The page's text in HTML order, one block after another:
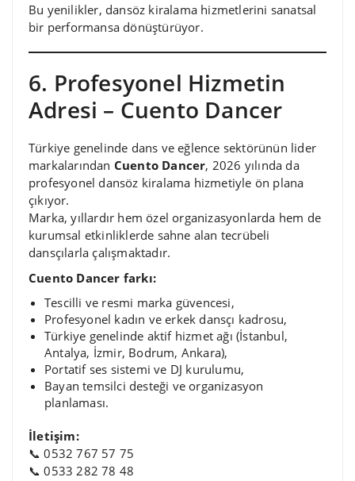
Bu yenilikler, dansöz kiralama hizmetlerini sanatsal
bir performansa dönüştürüyor.
6. Profesyonel Hizmetin
Adresi – Cuento Dancer
Türkiye genelinde dans ve eğlence sektörünün lider
markalarından Cuento Dancer, 2026 yılında da
profesyonel dansöz kiralama hizmetiyle ön plana
çıkıyor.
Marka, yıllardır hem özel organizasyonlarda hem de
kurumsal etkinliklerde sahne alan tecrübeli
dansçılarla çalışmaktadır.
Cuento Dancer farkı:
Tescilli ve resmi marka güvencesi,
Profesyonel kadın ve erkek dansçı kadrosu,
Türkiye genelinde aktif hizmet ağı (İstanbul,
Antalya, İzmir, Bodrum, Ankara),
Portatif ses sistemi ve DJ kurulumu,
Bayan temsilci desteği ve organizasyon
planlaması.
İletişim:
📞 0532 767 57 75
📞 0533 282 78 48